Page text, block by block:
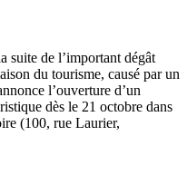
suite de l’important dégât
du tourisme, causé par un
l’ouverture d’un
dès le 21 octobre dans
(100, rue Laurier,